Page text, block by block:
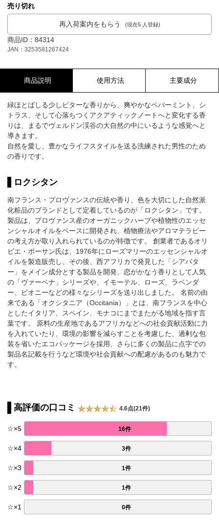
売り切れ
再入荷案内をもらう (現在5 人登録)
商品ID：84314
JAN：3253581267424
商品説明 使用方法 主要成分
緑ほとばしる少しビターな香りから、爽やかなペパーミント、シ
トラス、そして心落ちつくアクアティックノートへと変化する香
りは、まるでヴェルドン渓谷の大自然の中にいるような感覚へと
導きます。
自然を愛し、豊かなライフスタイルを送る洗練された男性のため
の香りです。
ロクシタン
南フランス・プロヴァンスの伝統や香り、色を大切にした自然派
化粧品のブランドとして定着しているのが「ロクシタン」です。
製品は、プロヴァンス産のオーガニックハーブや植物性のエッセ
ンシャルオイルをベースに開発され、植物療法やアロマテラピー
の考え方が取り入れられているのが特徴です。 創業者であるオリ
ビエ・ボーサン氏は、1976年にローズマリーのエッセンシャルオ
イルを製造販売し、その後、西アフリカで発見した「シアバタ
ー」をメイン成分とする製品を開発、恋がかなう香りとして人気
の「ヴァーベナ」シリーズや、イモーテル、ローズ、ラベンダ
ー、ピオニーなどの様々なシリーズを送り出しました。 名前の由
来である「オクシタニア（Occitania）」とは、南フランスを中心
としたイタリア、スペイン、モナコにまでまたがる地域を指す言
葉です。 原料の生産地であるアフリカなどへの社会貢献活動に力
を入れていたり、環境の影響を減らすことを考慮した、過剰な包
装を省いたエコパッケージを採用、さらに多くの製品に点字での
製品名記載を行うなど環境や社会貢献への配慮があるのも魅力で
す。
高評価の口コミ 4.6点(21件)
☆×5 16件
☆×4 3件
☆×3 1件
☆×2 1件
☆×1 0件